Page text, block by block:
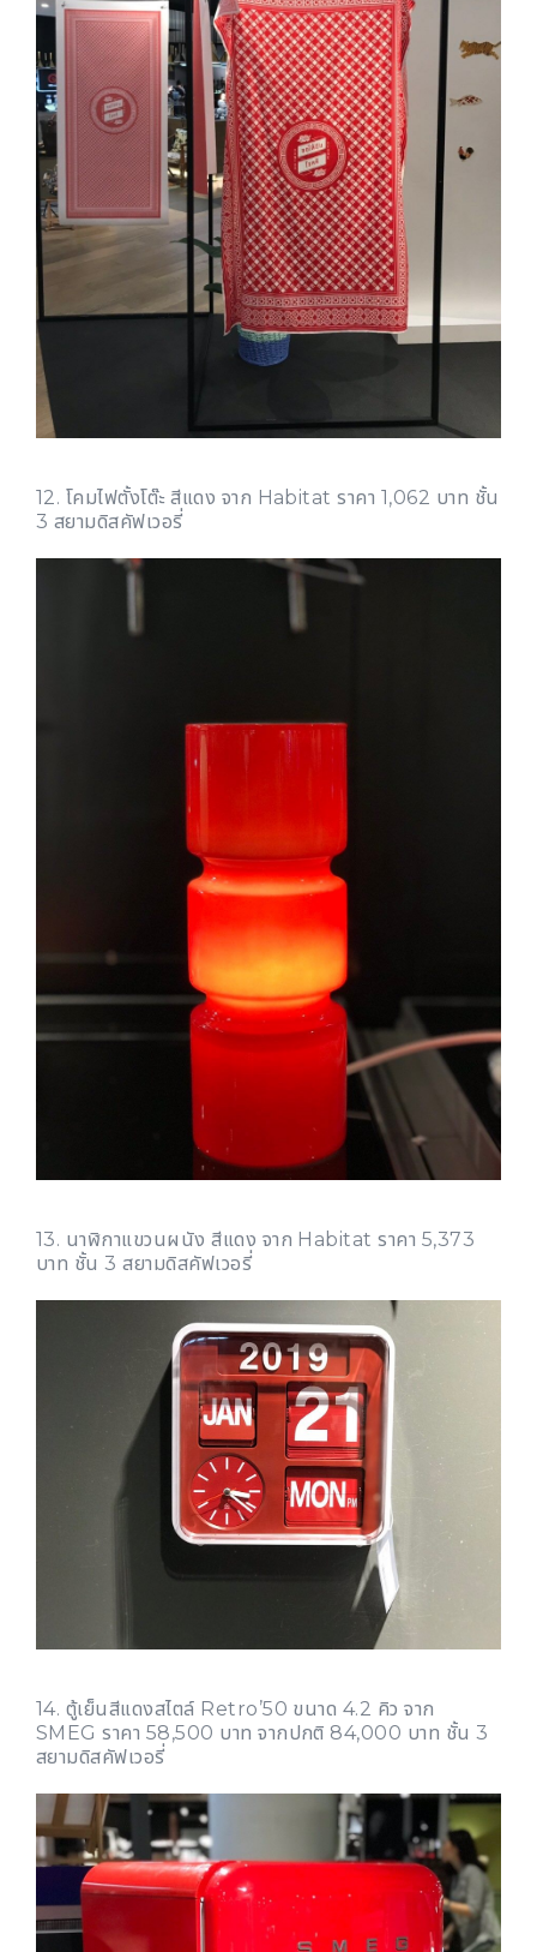
12. โคมไฟตั้งโต๊ะ สีแดง จาก Habitat ราคา 1,062 บาท ชั้น
3 สยามดิสคัฟเวอรี่
13. นาฬิกาแขวนผนัง สีแดง จาก Habitat ราคา 5,373
บาท ชั้น 3 สยามดิสคัฟเวอรี่
14. ตู้เย็นสีแดงสไตล์ Retro’50 ขนาด 4.2 คิว จาก
SMEG ราคา 58,500 บาท จากปกติ 84,000 บาท ชั้น 3
สยามดิสคัฟเวอรี่